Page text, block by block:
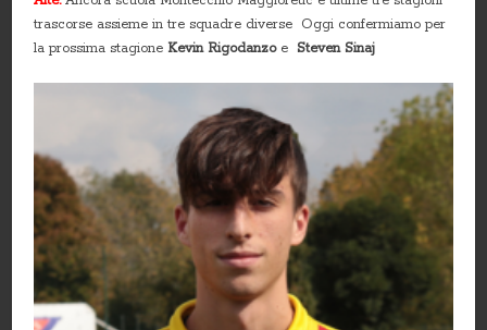
trascorse assieme in tre squadre diverse Oggi confermiamo per
la prossima stagione Kevin Rigodanzoe Steven Sinaj